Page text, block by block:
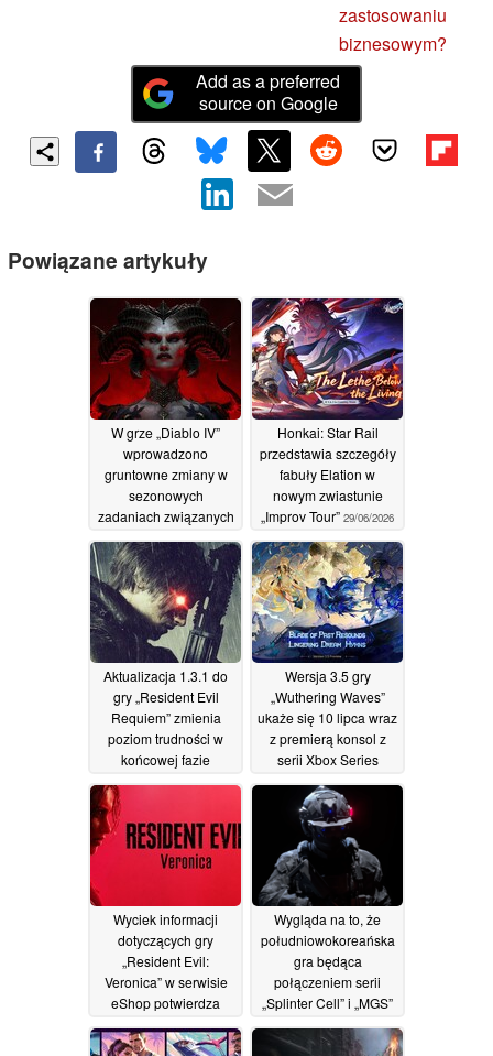
zastosowaniu
biznesowym?
Add as a preferred
source on Google
Powiązane artykuły
W grze „Diablo IV”
wprowadzono
gruntowne zmiany w
sezonowych
zadaniach związanych
z Rupture01/07/2026
Honkai: Star Rail
przedstawia szczegóły
fabuły Elation w
nowym zwiastunie
„Improv Tour” 29/06/2026
Aktualizacja 1.3.1 do
gry „Resident Evil
Requiem” zmienia
poziom trudności w
końcowej fazie
rozgrywki28/06/2026
Wersja 3.5 gry
„Wuthering Waves”
ukaże się 10 lipca wraz
z premierą konsol z
serii Xbox Series
27/06/2026
Wyciek informacji
dotyczących gry
„Resident Evil:
Veronica” w serwisie
eShop potwierdza
obsługę figurek Amiibo
oraz trybu HDR
Wygląda na to, że
południowokoreańska
gra będąca
połączeniem serii
„Splinter Cell” i „MGS”
znika z rynku25/06/2026